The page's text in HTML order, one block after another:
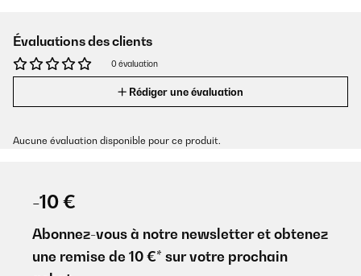
Évaluations des clients
0 évaluation
Rédiger une évaluation
Aucune évaluation disponible pour ce produit.
-10 €
Abonnez-vous à notre newsletter et obtenez
une remise de 10 €* sur votre prochain